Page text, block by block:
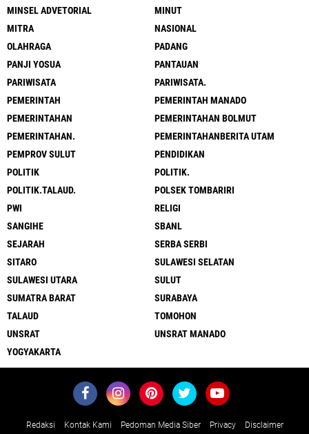
MINSEL ADVETORIAL
MINUT
MITRA
NASIONAL
OLAHRAGA
PADANG
PANJI YOSUA
PANTAUAN
PARIWISATA
PARIWISATA.
PEMERINTAH
PEMERINTAH MANADO
PEMERINTAHAN
PEMERINTAHAN BOLMUT
PEMERINTAHAN.
PEMERINTAHANBERITA UTAM
PEMPROV SULUT
PENDIDIKAN
POLITIK
POLITIK.
POLITIK.TALAUD.
POLSEK TOMBARIRI
PWI
RELIGI
SANGIHE
SBANL
SEJARAH
SERBA SERBI
SITARO
SULAWESI SELATAN
SULAWESI UTARA
SULUT
SUMATRA BARAT
SURABAYA
TALAUD
TOMOHON
UNSRAT
UNSRAT MANADO
YOGYAKARTA
Redaksi Kontak Kami Pedoman Media Siber Privacy Disclaimer